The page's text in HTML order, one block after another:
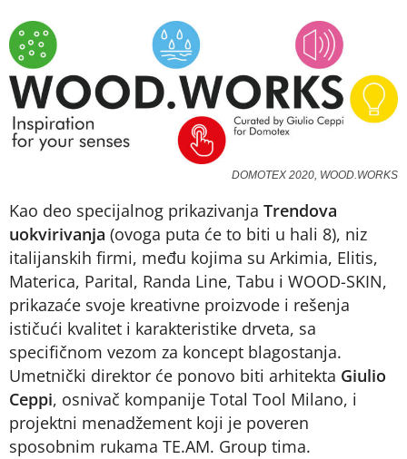
DOMOTEX 2020, WOOD.WORKS
Kao deo specijalnog prikazivanja Trendova
uokvirivanja (ovoga puta će to biti u hali 8), niz
italijanskih firmi, među kojima su Arkimia, Elitis,
Materica, Parital, Randa Line, Tabu i WOOD-SKIN,
prikazaće svoje kreativne proizvode i rešenja
ističući kvalitet i karakteristike drveta, sa
specifičnom vezom za koncept blagostanja.
Umetnički direktor će ponovo biti arhitekta Giulio
Ceppi, osnivač kompanije Total Tool Milano, i
projektni menadžement koji je poveren
sposobnim rukama TE.AM. Group tima.